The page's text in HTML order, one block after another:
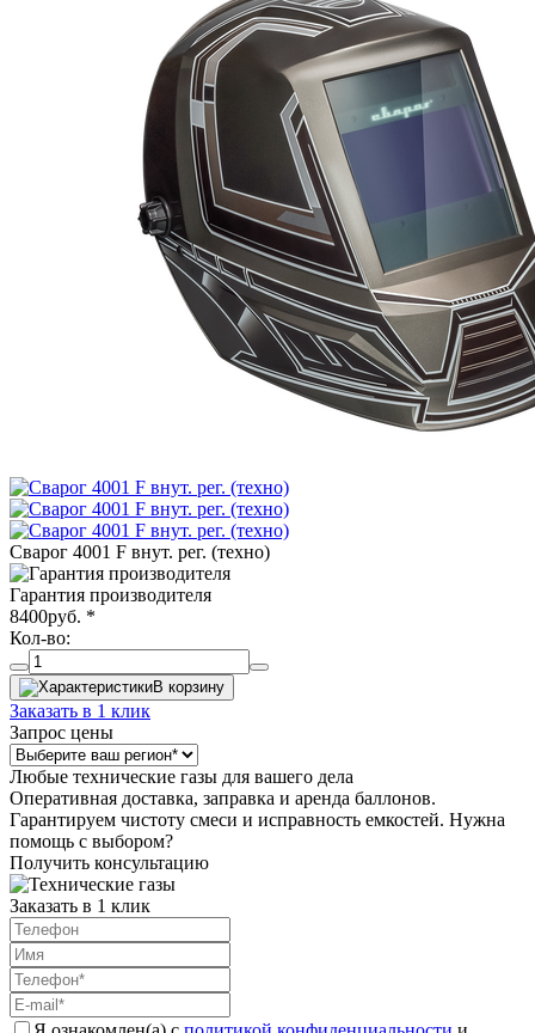
Сварог 4001 F внут. рег. (техно)
Гарантия производителя
8400руб. *
Кол-во:
В корзину
Заказать в 1 клик
Запрос цены
Любые технические газы для вашего дела
Оперативная доставка, заправка и аренда баллонов.
Гарантируем чистоту смеси и исправность емкостей. Нужна
помощь с выбором?
Получить консультацию
Заказать в 1 клик